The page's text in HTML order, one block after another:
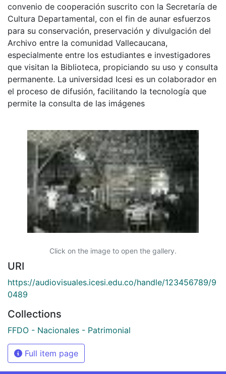
convenio de cooperación suscrito con la Secretaría de
Cultura Departamental, con el fin de aunar esfuerzos
para su conservación, preservación y divulgación del
Archivo entre la comunidad Vallecaucana,
especialmente entre los estudiantes e investigadores
que visitan la Biblioteca, propiciando su uso y consulta
permanente. La universidad Icesi es un colaborador en
el proceso de difusión, facilitando la tecnología que
permite la consulta de las imágenes
Click on the image to open the gallery.
URI
https://audiovisuales.icesi.edu.co/handle/123456789/9
0489
Collections
FFDO - Nacionales - Patrimonial
Full item page